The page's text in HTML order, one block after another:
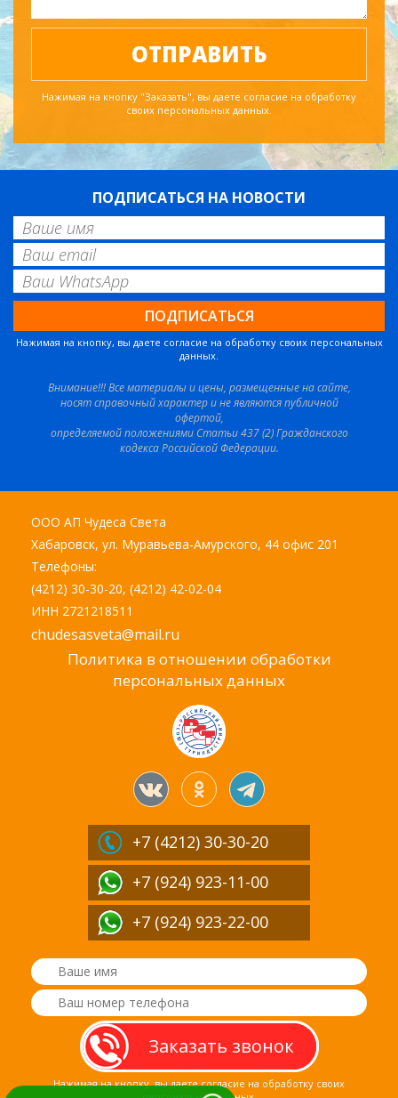
Нажимая на кнопку "Заказать", вы даете согласие на обработку
своих персональных данных.
ПОДПИСАТЬСЯ НА НОВОСТИ
Нажимая на кнопку, вы даете согласие на обработку своих персональных
данных.
Внимание!!! Все материалы и цены, размещенные на сайте,
носят справочный характер и не являются публичной
офертой,
определяемой положениями Статьи 437 (2) Гражданского
кодекса Российской Федерации.
ООО АП Чудеса Света
Хабаровск, ул. Муравьева-Амурского, 44 офис 201
Телефоны:
(4212) 30-30-20, (4212) 42-02-04
ИНН 2721218511
chudesasveta@mail.ru
Политика в отношении обработки
персональных данных
+7 (4212) 30-30-20
+7 (924) 923-11-00
+7 (924) 923-22-00
Нажимая на кнопку, вы даете согласие на обработку своих